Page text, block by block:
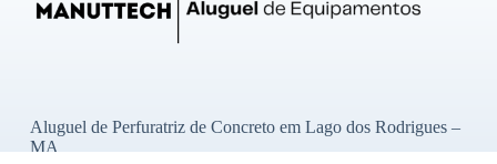
Aluguel de Perfuratriz de Concreto em Lago dos Rodrigues –
MA